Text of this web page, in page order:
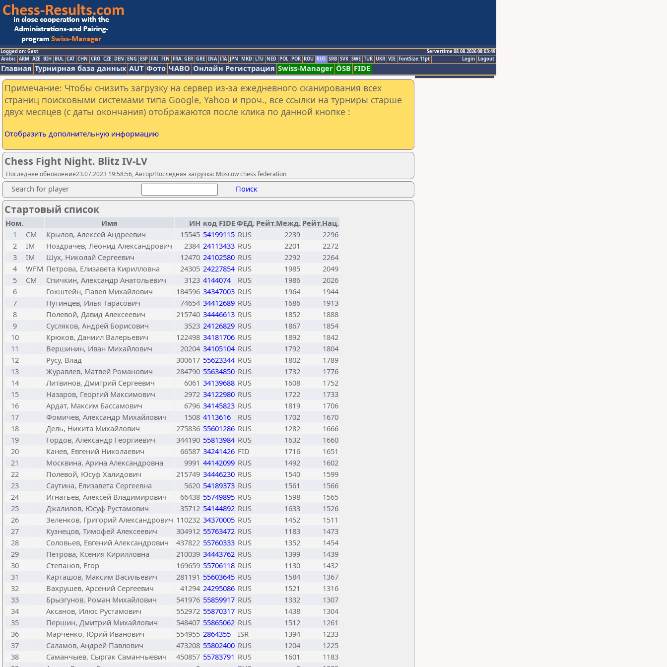
Logged on: Gast
Servertime 08.08.2026 08:03:49
Logout
Login
Arabic ARM AZE BIH BUL CAT CHN CRO CZE DEN ENG ESP FAI FIN FRA GER GRE INA ITA JPN MKD LTU NED POL POR ROU RUS SRB SVK SWE TUR UKR VIE FontSize:11pt
Главная Турнирная база данных AUT Фото ЧАВО Онлайн Регистрация Swiss-Manager ÖSB FIDE
Примечание: Чтобы снизить загрузку на сервер из-за ежедневного сканирования всех
страниц поисковыми системами типа Google, Yahoo и проч., все ссылки на турниры старше
двух месяцев (с даты окончания) отображаются после клика по данной кнопке :
Отобразить дополнительную информацию
Chess Fight Night. Blitz IV-LV
Последнее обновление23.07.2023 19:58:56, Автор/Последняя загрузка: Moscow chess federation
Search for player Поиск
Стартовый список
Ном. Имя ИН код FIDEФЕД. Рейт.Межд. Рейт.Нац.
1
CM Крылов, Алексей Андреевич 15545 54199115 RUS 2239
2296
2
IM Ноздрачев, Леонид Александрович 2384 24113433 RUS 2201
2272
3
IM Шух, Николай Сергеевич 12470 24102580 RUS 2292
2264
4
WFM Петрова, Елизавета Кирилловна 24305 24227854 RUS 1985
2049
5
CM Спичкин, Александр Анатольевич 3123 4144074 RUS 1986
2026
6
Гохштейн, Павел Михайлович 184596 34347003 RUS 1964
1944
7
Путинцев, Илья Тарасович 74654 34412689 RUS 1686
1913
8
Полевой, Давид Алексеевич 215740 34446613 RUS 1852
1888
9
Сусляков, Андрей Борисович 3523 24126829 RUS 1867
1854
10
Крюков, Даниил Валерьевич 122498 34181706 RUS 1892
1842
11
Вершинин, Иван Михайлович 20204 34105104 RUS 1792
1804
12
Русу, Влад 300617 55623344 RUS 1802
1789
13
Журавлев, Матвей Романович 284790 55634850 RUS 1732
1776
14
Литвинов, Дмитрий Сергеевич 6061 34139688 RUS 1608
1752
15
Назаров, Георгий Максимович 2972 34122980 RUS 1722
1733
16
Ардат, Максим Бассамович 6796 34145823 RUS 1819
1706
17
Фомичев, Александр Михайлович 1508 4113616 RUS 1702
1670
18
Дель, Никита Михайлович 275836 55601286 RUS 1282
1666
19
Гордов, Александр Георгиевич 344190 55813984 RUS 1632
1660
20
Канев, Евгений Николаевич 66587 34241426 FID 1716
1651
21
Москвина, Арина Александровна 9991 44142099 RUS 1492
1602
22
Полевой, Юсуф Халидович 215749 34446230 RUS 1540
1599
23
Саутина, Елизавета Сергеевна 5620 54189373 RUS 1561
1566
24
Игнатьев, Алексей Владимирович 66438 55749895 RUS 1598
1565
25
Джалилов, Юсуф Рустамович 35712 54144892 RUS 1633
1526
26
Зеленков, Григорий Александрович 110232 34370005 RUS 1452
1511
27
Кузнецов, Тимофей Алексеевич 304912 55763472 RUS 1183
1473
28
Соловьев, Евгений Александрович 437822 55760333 RUS 1352
1454
29
Петрова, Ксения Кирилловна 210039 34443762 RUS 1399
1439
30
Степанов, Егор 169659 55706118 RUS 1130
1432
31
Карташов, Максим Васильевич 281191 55603645 RUS 1584
1367
32
Вахрушев, Арсений Сергеевич 41294 24295086 RUS 1521
1316
33
Брызгунов, Роман Михайлович 541976 55859917 RUS 1332
1307
34
Аксанов, Илюс Рустамович 552972 55870317 RUS 1438
1304
35
Першин, Дмитрий Михайлович 548407 55865062 RUS 1512
1261
36
Марченко, Юрий Иванович 554955 2864355 ISR 1394
1233
37
Саламов, Андрей Павлович 473208 55802400 RUS 1204
1225
38
Саманчыев, Сыргак Саманчыевич 450857 55783791 RUS 1601
1183